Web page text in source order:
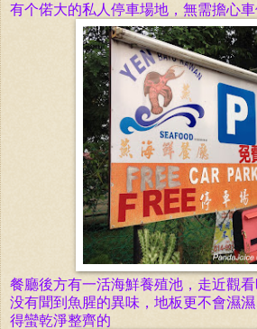
有个偌大的私人停車場地，無需擔心
餐廳後方有一活海鮮養殖池，走近觀
没有聞到魚腥的異味， 地板更不會濕濕
得蠻乾淨整齊的